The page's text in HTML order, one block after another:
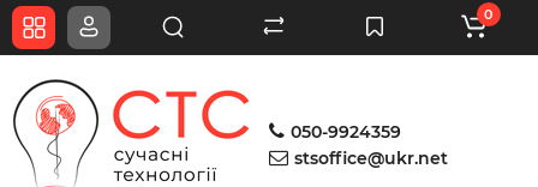
050-9924359
stsoffice@ukr.net
0